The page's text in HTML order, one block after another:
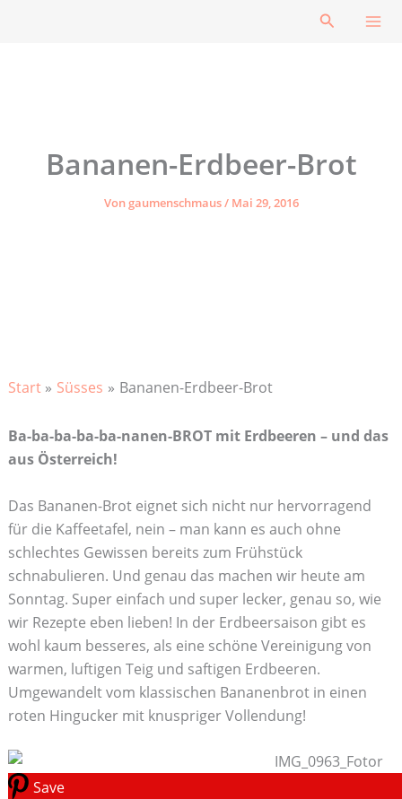
Suchen
Bananen-Erdbeer-Brot
Vongaumenschmaus/ Mai 29, 2016
Start Süsses Bananen-Erdbeer-Brot
Ba-ba-ba-ba-ba-nanen-BROT mit Erdbeeren – und das
aus Österreich!
Das Bananen-Brot eignet sich nicht nur hervorragend
für die Kaffeetafel, nein – man kann es auch ohne
schlechtes Gewissen bereits zum Frühstück
schnabulieren. Und genau das machen wir heute am
Sonntag. Super einfach und super lecker, genau so, wie
wir Rezepte eben lieben! In der Erdbeersaison gibt es
wohl kaum besseres, als eine schöne Vereinigung von
warmen, luftigen Teig und saftigen Erdbeeren.
Umgewandelt vom klassischen Bananenbrot in einen
roten Hingucker mit knuspriger Vollendung!
Save